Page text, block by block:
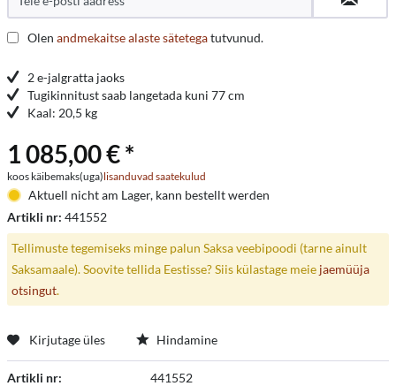
Olen andmekaitse alaste sätetegatutvunud.
2 e-jalgratta jaoks
Tugikinnitust saab langetada kuni 77 cm
Kaal: 20,5 kg
1 085,00 € *
koos käibemaks(uga)lisanduvad saatekulud
Aktuell nicht am Lager, kann bestellt werden
Artikli nr: 441552
Tellimuste tegemiseks minge palun Saksa veebipoodi (tarne ainult
Saksamaale). Soovite tellida Eestisse? Siis külastage meie jaemüüja
otsingut.
Kirjutage üles Hindamine
Artikli nr: 441552